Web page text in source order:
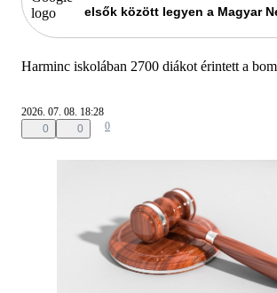
elsők között legyen a Magyar
Harminc iskolában 2700 diákot érintett a
2026. 07. 08. 18:28
0
0 0